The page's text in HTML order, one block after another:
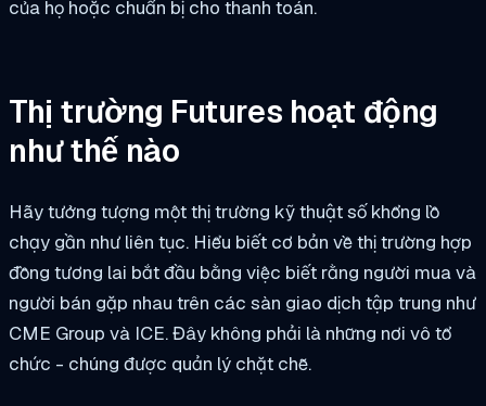
của họ hoặc chuẩn bị cho thanh toán.
Thị trường Futures hoạt động
như thế nào
Hãy tưởng tượng một thị trường kỹ thuật số khổng lồ
chạy gần như liên tục. Hiểu biết cơ bản về thị trường hợp
đồng tương lai bắt đầu bằng việc biết rằng người mua và
người bán gặp nhau trên các sàn giao dịch tập trung như
CME Group và ICE. Đây không phải là những nơi vô tổ
chức - chúng được quản lý chặt chẽ.